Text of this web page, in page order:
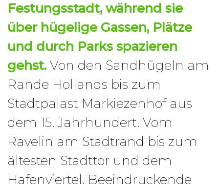
Festungsstadt, während sie
über hügelige Gassen, Plätze
und durch Parks spazieren
gehst. Von den Sandhügeln am
Rande Hollands bis zum
Stadtpalast Markiezenhof aus
dem 15. Jahrhundert. Vom
Ravelin am Stadtrand bis zum
ältesten Stadttor und dem
Hafenviertel. Beeindruckende